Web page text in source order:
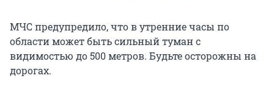
МЧС предупредило, что в утренние часы по
области может быть сильный туман с
видимостью до 500 метров. Будьте осторожны на
дорогах.